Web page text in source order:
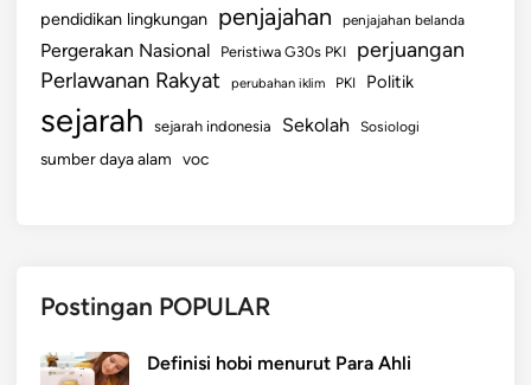
pendidikan lingkungan penjajahan penjajahan belanda
Pergerakan Nasional Peristiwa G30s PKI perjuangan
Perlawanan Rakyat perubahan iklim PKI Politik
sejarah sejarah indonesia Sekolah Sosiologi
sumber daya alam voc
Postingan POPULAR
Definisi hobi menurut Para Ahli